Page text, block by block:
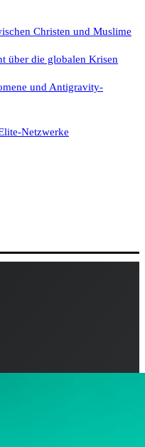
Christen und Muslime
über die globalen Krisen
und Antigravity-
Netzwerke